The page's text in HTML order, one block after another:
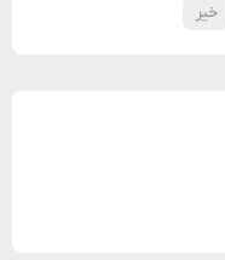
خیر